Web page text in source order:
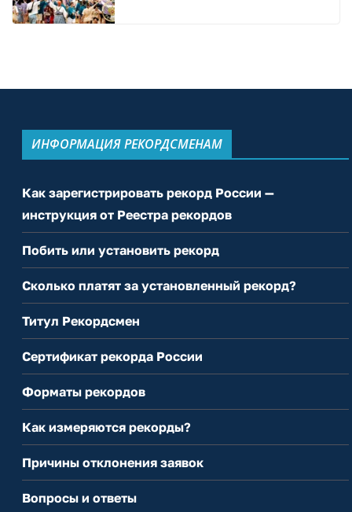
ИНФОРМАЦИЯ РЕКОРДСМЕНАМ
Как зарегистрировать рекорд России —
инструкция от Реестра рекордов
Побить или установить рекорд
Сколько платят за установленный рекорд?
Титул Рекордсмен
Сертификат рекорда России
Форматы рекордов
Как измеряются рекорды?
Причины отклонения заявок
Вопросы и ответы